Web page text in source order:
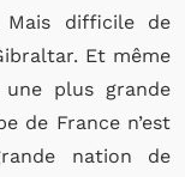
difficile de
Et même
plus grande
de France n’est
nation de